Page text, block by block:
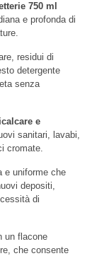
750 ml
e profonda di
residui di
detergente
senza
e
sanitari, lavabi,
cromate.
e uniforme che
depositi,
di
un flacone
che consente